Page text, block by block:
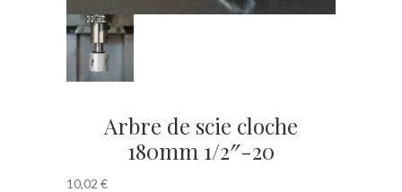
Arbre de scie cloche
180mm 1/2″-20
10,02 €